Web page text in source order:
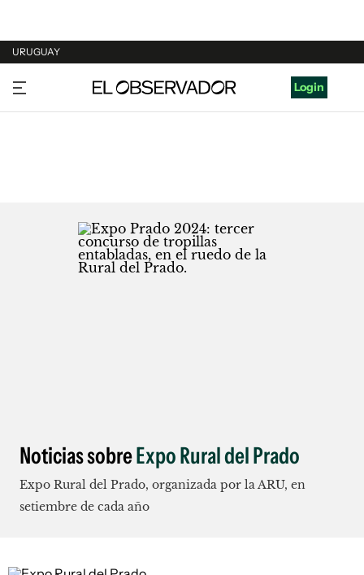
URUGUAY
URUGUAY
ARGENTINA
Login
Noticias sobreExpo Rural del Prado
Expo Rural del Prado, organizada por la ARU, en
setiembre de cada año